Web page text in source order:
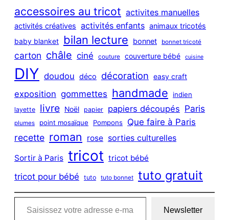
c
h
accessoires au tricot activites manuelles
activités créatives activités enfants animaux tricotés
baby blanket bilan lecture bonnet bonnet tricoté
carton châle ciné couture couverture bébé cuisine
DIY doudou déco décoration easy craft
exposition gommettes handmade indien
layette livre Noël papier papiers découpés Paris
plumes point mosaïque Pompons Que faire à Paris
recette roman rose sorties culturelles
Sortir à Paris tricot tricot bébé
tricot pour bébé tuto tuto bonnet tuto gratuit
Saisissez votre adresse e-mail…
Newsletter